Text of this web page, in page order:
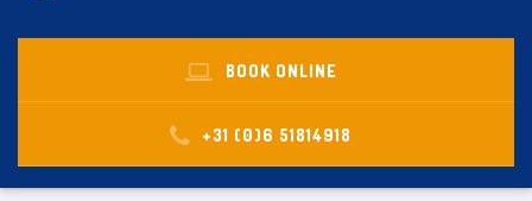
BOOK ONLINE
+31 (0)6 51814918